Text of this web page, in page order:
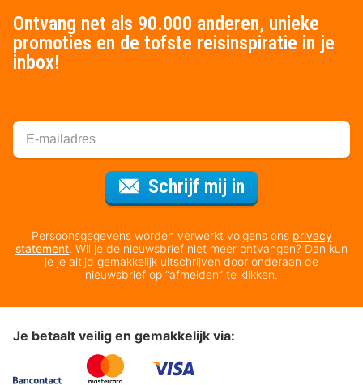
Ontvang net als 90.000 anderen, unieke
promoties en de tofste reisinspiratie in je
inbox!
Schrijf mij in
Persoonsgegevens worden verwerkt volgens ons privacy
statement. Wil je de nieuwsbrief niet meer ontvangen? Dan kun
je je altijd gemakkelijk uitschrijven door onderaan de
nieuwsbrief op “afmelden” te klikken.
Je betaalt veilig en gemakkelijk via: